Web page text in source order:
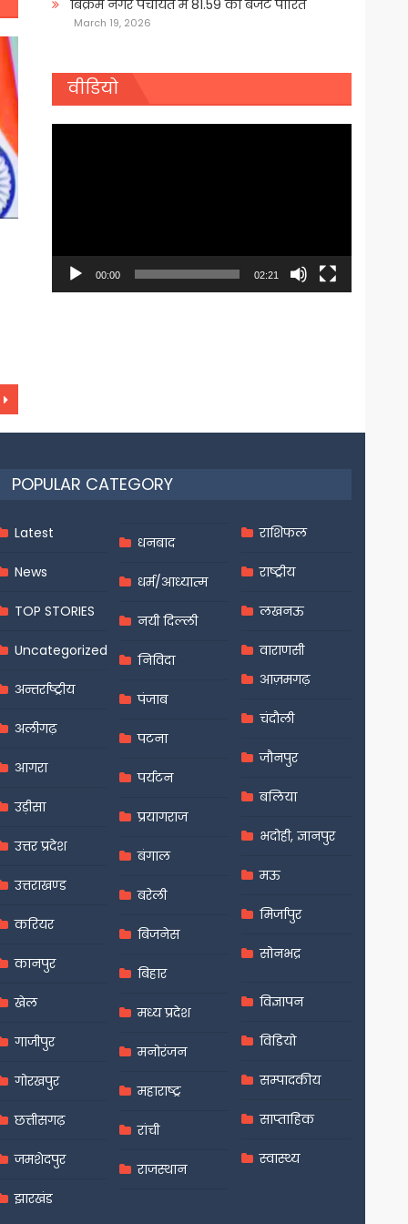
बिक्रम नगर पंचायत में 81.59 का बजट पारित
March 19, 2026
वीडियो
00:00 02:21
POPULAR CATEGORY
Latest
News
TOP STORIES
Uncategorized
अन्तर्राष्ट्रीय
अलीगढ़
आगरा
उड़ीसा
उत्तर प्रदेश
उत्तराखण्ड
करियर
कानपुर
खेल
गाजीपुर
गोरखपुर
छत्तीसगढ़
जमशेदपुर
झारखंड
धनबाद
धर्म/आध्यात्म
नयी दिल्ली
निविदा
पंजाब
पटना
पर्यटन
प्रयागराज
बंगाल
बरेली
बिजनेस
बिहार
मध्य प्रदेश
मनोरंजन
महाराष्ट्र
रांची
राजस्थान
राशिफल
राष्ट्रीय
लखनऊ
वाराणसी
आज़मगढ़
चंदौली
जौनपुर
बलिया
भदोही, ज्ञानपुर
मऊ
मिर्जापुर
सोनभद्र
विज्ञापन
विडियो
सम्पादकीय
साप्ताहिक
स्वास्थ्य